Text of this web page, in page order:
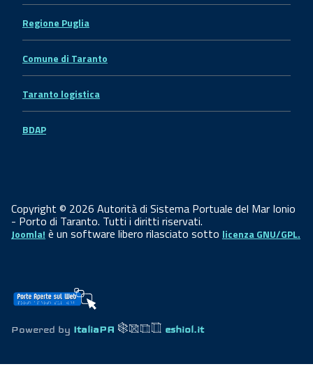
Regione Puglia
Comune di Taranto
Taranto logistica
BDAP
Copyright © 2026 Autorità di Sistema Portuale del Mar Ionio
- Porto di Taranto. Tutti i diritti riservati.
Joomla! è un software libero rilasciato sotto licenza GNU/GPL.
Powered by ItaliaPA eshiol.it